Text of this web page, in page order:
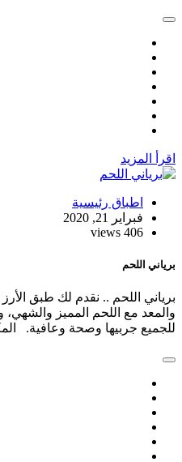
اقرأ المزيد
اطباق رئيسية
فبراير 21, 2020
406 views
برياني اللحم
برياني اللحم .. نقدم لك طبق
والمعد مع اللحم المميز
للجميع جربيها وصحة وعافية. المكونات